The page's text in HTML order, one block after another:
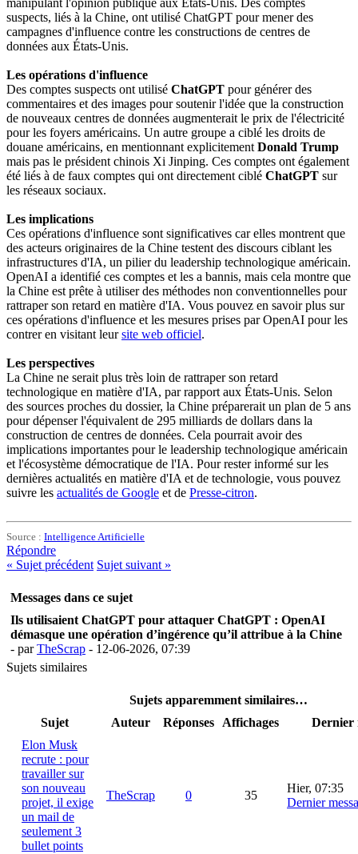
manipulant l'opinion publique aux États-Unis. Des comptes
suspects, liés à la Chine, ont utilisé ChatGPT pour mener des
campagnes d'influence contre les constructions de centres de
données aux États-Unis.
Les opérations d'influence
Des comptes suspects ont utilisé ChatGPT pour générer des
commentaires et des images pour soutenir l'idée que la construction
de nouveaux centres de données augmenterait le prix de l'électricité
pour les foyers américains. Un autre groupe a ciblé les droits de
douane américains, en mentionnant explicitement Donald Trump
mais pas le président chinois Xi Jinping. Ces comptes ont également
été liés à de faux comptes qui ont directement ciblé ChatGPT sur
les réseaux sociaux.
Les implications
Ces opérations d'influence sont significatives car elles montrent que
des acteurs originaires de la Chine testent des discours ciblant les
infrastructures d'IA, un pilier du leadership technologique américain.
OpenAI a identifié ces comptes et les a bannis, mais cela montre que
la Chine est prête à utiliser des méthodes non conventionnelles pour
rattraper son retard en matière d'IA. Vous pouvez en savoir plus sur
ces opérations d'influence et les mesures prises par OpenAI pour les
contrer en visitant leursite web officiel.
Les perspectives
La Chine ne serait plus très loin de rattraper son retard
technologique en matière d'IA, par rapport aux États-Unis. Selon
des sources proches du dossier, la Chine préparerait un plan de 5 ans
pour dépenser l'équivalent de 295 milliards de dollars dans la
construction de centres de données. Cela pourrait avoir des
implications importantes pour le leadership technologique américain
et l'écosystème démocratique de l'IA. Pour rester informé sur les
dernières actualités en matière d'IA et de technologie, vous pouvez
suivre les actualités de Google et de Presse-citron.
Source : Intelligence Artificielle
Répondre
« Sujet précédent Sujet suivant »
Messages dans ce sujet
Ils utilisaient ChatGPT pour attaquer ChatGPT : OpenAI
démasque une opération d’ingérence qu’il attribue à la Chine
- parTheScrap - 12-06-2026, 07:39
Sujets similaires
Sujets apparemment similaires…
Sujet
Auteur Réponses Affichages
Dernier
Elon Musk
recrute : pour
travailler sur
son nouveau
projet, il exige
un mail de
seulement 3
bullet points
TheScrap 0 35
Hier, 07:35
Dernier